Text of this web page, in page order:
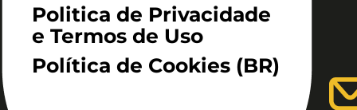
Politica de Privacidade
e Termos de Uso
Política de Cookies (BR)